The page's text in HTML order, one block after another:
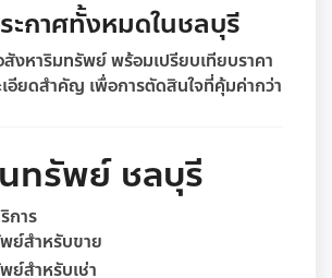
ะกาศทั้งหมดในชลบุรี
สังหาริมทรัพย์ พร้อมเปรียบเทียบราคา
เอียดสำคัญ เพื่อการตัดสินใจที่คุ้มค่ากว่า
ทรัพย์ ชลบุรี
การ
ย์สำหรับขาย
ย์สำหรับเช่า